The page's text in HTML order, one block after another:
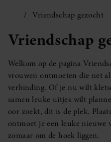
Vriendschap gezocht
Vriendschap
Welkom op de pagina
vrouwen ontmoeten die net
verbinding. Of je nu wilt
samen leuke uitjes wilt
oor zoekt, dit is de plek.
ontmoet je een leuke nieuwe
zomaar om de hoek liggen.